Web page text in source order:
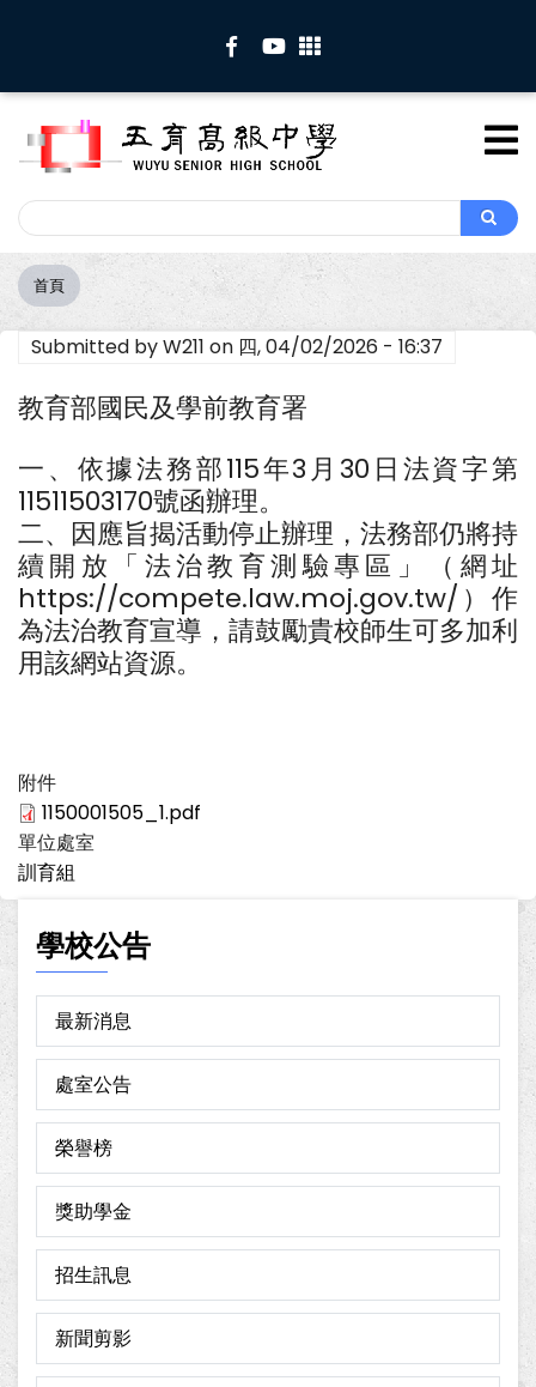
內
Search
Search
導
航
連
首頁
Submitted byW211 on 四, 04/02/2026 - 16:37
教育部國民及學前教育署
一、依據法務部115年3月30日法資字第
11511503170號函辦理。
二、因應旨揭活動停止辦理，法務部仍將持
續開放「法治教育測驗專區」（網址
https://compete.law.moj.gov.tw/）作
為法治教育宣導，請鼓勵貴校師生可多加利
用該網站資源。
附件
1150001505_1.pdf
單位處室
訓育組
學校公告
最新消息
處室公告
榮譽榜
獎助學金
招生訊息
新聞剪影